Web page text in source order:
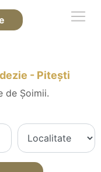
- Piteşti
de Șoimii.